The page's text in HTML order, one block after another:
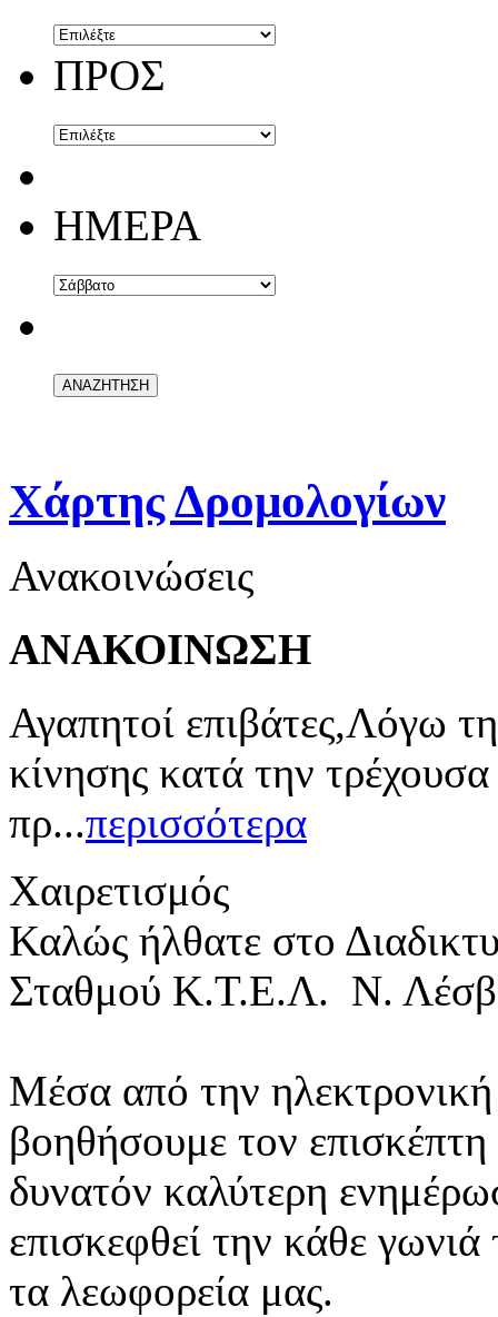
ΠΡΟΣ
ΗΜΕΡΑ
Χάρτης Δρομολογίων
Ανακοινώσεις
ΑΝΑΚΟΙΝΩΣΗ
Αγαπητοί επιβάτες,Λόγω
κίνησης κατά την
πρ...περισσότερα
Χαιρετισμός
Καλώς ήλθατε στο
Σταθμού Κ.Τ.Ε.Λ. Ν.
Μέσα από την ηλεκτρονική
βοηθήσουμε τον
δυνατόν καλύτερη
επισκεφθεί την κάθε
τα λεωφορεία μας.